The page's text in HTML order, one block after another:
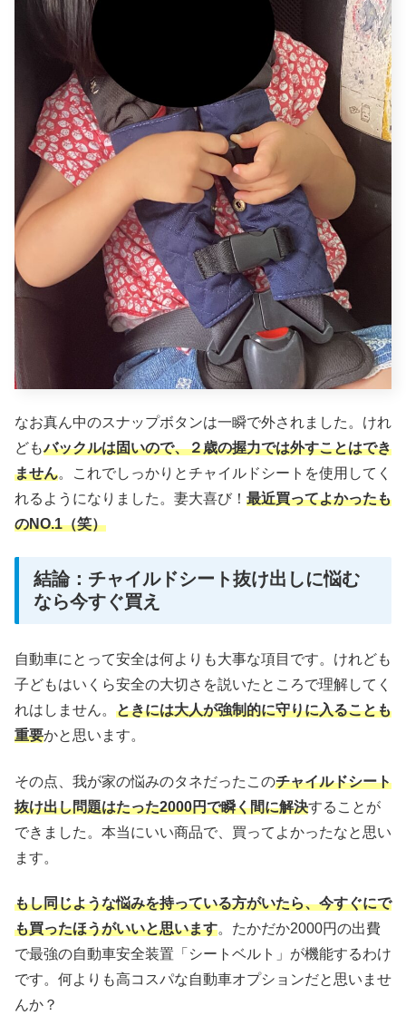
なお真ん中のスナップボタンは一瞬で外されました。けれ
どもバックルは固いので、２歳の握力では外すことはでき
ません。これでしっかりとチャイルドシートを使用してく
れるようになりました。妻大喜び！ 最近買ってよかったも
のNO.1（笑）
結論：チャイルドシート抜け出しに悩む
なら今すぐ買え
自動車にとって安全は何よりも大事な項目です。けれども
子どもはいくら安全の大切さを説いたところで理解してく
れはしません。 ときには大人が強制的に守りに入ることも
重要かと思います。
その点、我が家の悩みのタネだったこのチャイルドシート
抜け出し問題はたった2000円で瞬く間に解決することが
できました。本当にいい商品で、買ってよかったなと思い
ます。
もし同じような悩みを持っている方がいたら、今すぐにで
も買ったほうがいいと思います。たかだか2000円の出費
で最強の自動車安全装置「シートベルト」が機能するわけ
です。何よりも高コスパな自動車オプションだと思いませ
んか？